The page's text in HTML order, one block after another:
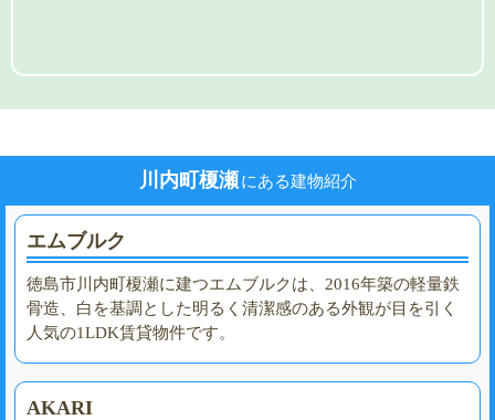
川内町榎瀬 にある建物紹介
エムブルク
徳島市川内町榎瀬に建つエムブルクは、2016年築の軽量鉄
骨造、白を基調とした明るく清潔感のある外観が目を引く
人気の1LDK賃貸物件です。
AKARI